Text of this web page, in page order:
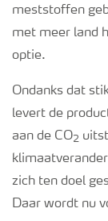
meststoffen
met meer land
optie.
Ondanks dat
levert de
aan de CO2
zich ten doel
Daar wordt nu